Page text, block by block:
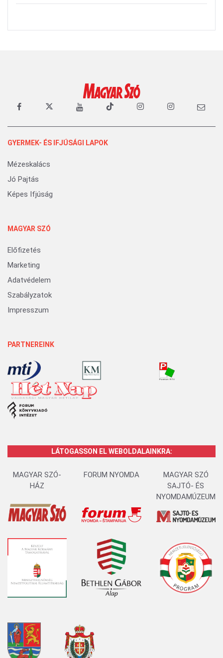
GYERMEK- ÉS IFJÚSÁGI LAPOK
Mézeskalács
Jó Pajtás
Képes Ifjúság
MAGYAR SZÓ
Előfizetés
Marketing
Adatvédelem
Szabályzatok
Impresszum
PARTNEREINK
LÁTOGASSON EL WEBOLDALAINKRA:
MAGYAR SZÓ-
HÁZ
FORUM NYOMDA
MAGYAR SZÓ
SAJTÓ- ÉS
NYOMDAMÚZEUM